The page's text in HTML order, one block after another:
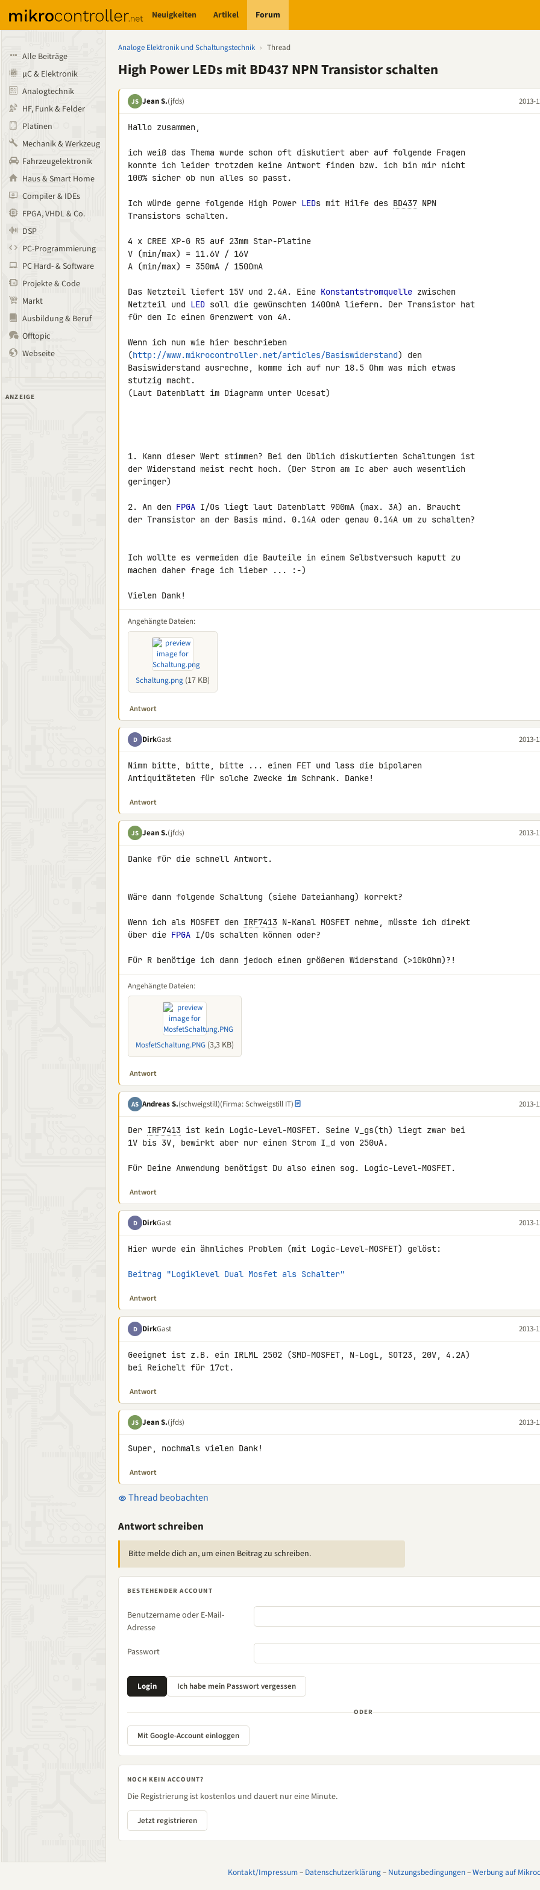
Neuigkeiten Artikel Forum
Alle Beiträge
µC & Elektronik
Analogtechnik
HF, Funk & Felder
Platinen
Mechanik & Werkzeug
Fahrzeugelektronik
Haus & Smart Home
Compiler & IDEs
FPGA, VHDL & Co.
DSP
PC-Programmierung
PC Hard- & Software
Projekte & Code
Markt
Ausbildung & Beruf
Offtopic
Webseite
ANZEIGE
Analoge Elektronik und Schaltungstechnik › Thread
High Power LEDs mit BD437 NPN Transistor schalten
JS Jean S.(jfds) 2013-
Hallo zusammen,
ich weiß das Thema wurde schon oft diskutiert aber auf folgende Fragen
konnte ich leider trotzdem keine Antwort finden bzw. ich bin mir nicht
100% sicher ob nun alles so passt.
Ich würde gerne folgende High Power LEDs mit Hilfe des BD437 NPN
Transistors schalten.
4 x CREE XP-G R5 auf 23mm Star-Platine
V (min/max) = 11.6V / 16V
A (min/max) = 350mA / 1500mA
Das Netzteil liefert 15V und 2.4A. Eine Konstantstromquelle zwischen
Netzteil und LED soll die gewünschten 1400mA liefern. Der Transistor hat
für den Ic einen Grenzwert von 4A.
Wenn ich nun wie hier beschrieben
(http://www.mikrocontroller.net/articles/Basiswiderstand) den
Basiswiderstand ausrechne, komme ich auf nur 18.5 Ohm was mich etwas
(Laut Datenblatt im Diagramm unter Ucesat)
1. Kann dieser Wert stimmen? Bei den üblich diskutierten Schaltungen ist
der Widerstand meist recht hoch. (Der Strom am Ic aber auch wesentlich
geringer)
2. An den FPGA I/Os liegt laut Datenblatt 900mA (max. 3A) an. Braucht
der Transistor an der Basis mind. 0.14A oder genau 0.14A um zu schalten?
Ich wollte es vermeiden die Bauteile in einem Selbstversuch kaputt zu
machen daher frage ich lieber ... :-)
Vielen Dank!
Angehängte Dateien:
Schaltung.png (17 KB)
Antwort
D DirkGast 2013-
Nimm bitte, bitte, bitte ... einen FET und lass die bipolaren
Antiquitäteten für solche Zwecke im Schrank. Danke!
Antwort
JS Jean S.(jfds) 2013-
Danke für die schnell Antwort.
Wäre dann folgende Schaltung (siehe Dateianhang) korrekt?
Wenn ich als MOSFET den IRF7413 N-Kanal MOSFET nehme, müsste ich direkt
über die FPGA I/Os schalten können oder?
Für R benötige ich dann jedoch einen größeren Widerstand (>10kOhm)?!
Angehängte Dateien:
MosfetSchaltung.PNG (3,3 KB)
Antwort
AS Andreas S.(schweigstill)(Firma: Schweigstill IT) 2013-
Der IRF7413 ist kein Logic-Level-MOSFET. Seine V_gs(th) liegt zwar bei
1V bis 3V, bewirkt aber nur einen Strom I_d von 250uA.
Für Deine Anwendung benötigst Du also einen sog. Logic-Level-MOSFET.
Antwort
D DirkGast 2013-
Hier wurde ein ähnliches Problem (mit Logic-Level-MOSFET) gelöst:
Beitrag "Logiklevel Dual Mosfet als Schalter"
Antwort
D DirkGast 2013-
Geeignet ist z.B. ein IRLML 2502 (SMD-MOSFET, N-LogL, SOT23, 20V, 4.2A)
bei Reichelt für 17ct.
Antwort
JS Jean S.(jfds) 2013-
Super, nochmals vielen Dank!
Antwort
Thread beobachten
Antwort schreiben
Bitte melde dich an, um einen Beitrag zu schreiben.
BESTEHENDER ACCOUNT
Benutzername oder E-Mail-
Adresse
Passwort
ODER
Mit Google-Account einloggen
NOCH KEIN ACCOUNT?
Die Registrierung ist kostenlos und dauert nur eine Minute.
Jetzt registrieren
Kontakt/Impressum– Datenschutzerklärung– Nutzungsbedingungen–Werbung auf